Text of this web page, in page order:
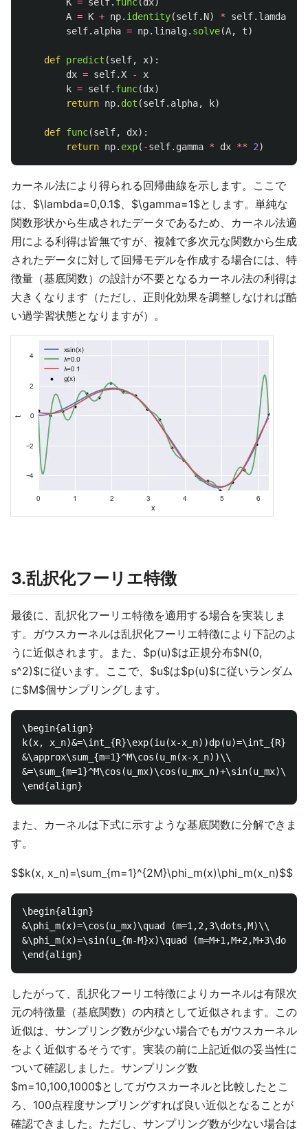
A = K + np. identity(self. N) * self. lamda
self. alpha = np. linalg. solve(A, t)
def predict (self, x):
dx = self.X -
x
k = self. func(dx)
return np. dot (self. alpha, k)
def func(self, dx):
return np. exp( -self. gamma * dx ** 2)
カーネル法により得られる回帰曲線を示します。ここで
は、$\lambda=0,0.1$、$\gamma=1$とします。単純な
関数形状から生成されたデータであるため、カーネル法適
用による利得は皆無ですが、複雑で多次元な関数から生成
されたデータに対して回帰モデルを作成する場合には、特
徴量（基底関数）の設計が不要となるカーネル法の利得は
大きくなります（ただし、正則化効果を調整しなければ酷
い過学習状態となりますが）。
3.乱択化フーリエ特徴
最後に、乱択化フーリエ特徴を適用する場合を実装しま
す。ガウスカーネルは乱択化フーリエ特徴により下記のよ
うに近似されます。また、$p(u)$は正規分布$N(0,
s^2)$に従います。ここで、$u$は$p(u)$に従いランダム
に$M$個サンプリングします。
\begin{align}
k(x, x_n)&=\int_{R}\exp(iu(x-
&\approx\sum_{m=1}^M\cos(u_m(x-x_n))\\
また、カーネルは下式に示すような基底関数に分解できま
す。
$$k(x, x_n)=\sum_{m=1}^{2M}\phi_m(x)\phi_m(x_n)$$
\begin{align}
&\phi_m(x)=\cos(u_mx)\quad (m=1,2,3\dots,M)\\
&\phi_m(x)=\sin(u_{m-M}x)\quad
したがって、乱択化フーリエ特徴によりカーネルは有限次
元の特徴量（基底関数）の内積として近似されます。この
近似は、サンプリング数が少ない場合でもガウスカーネル
をよく近似するそうです。実装の前に上記近似の妥当性に
ついて確認しました。サンプリング数
$m=10,100,1000$としてガウスカーネルと比較したとこ
ろ、100点程度サンプリングすれば良い近似となることが
確認できました。ただし、サンプリング数が少ない場合は